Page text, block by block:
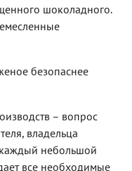
шоколадного.
безопаснее
– вопрос
владельца
небольшой
все необходимые